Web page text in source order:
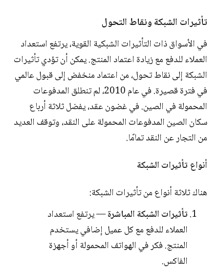
تأثيرات الشبكة ونقاط التحول
في الأسواق ذات التأثيرات الشبكية القوية، يرتفع استعداد
العملاء للدفع مع زيادة اعتماد المنتج. يمكن أن تؤدي تأثيرات
الشبكة إلى نقاط تحول، من اعتماد منخفض إلى قبول عالمي
في فترة قصيرة. في عام 2010، لم تنطلق المدفوعات
المحمولة في الصين. في غضون عقد، يفضل ثلاثة أرباع
سكان الصين المدفوعات المحمولة على النقد، وتوقف العديد
من التجار عن النقد تمامًا.
أنواع تأثيرات الشبكة
هناك ثلاثة أنواع من تأثيرات الشبكة:
تأثيرات الشبكة المباشرة— يرتفع استعداد
العملاء للدفع مع كل عميل إضافي يستخدم
المنتج. فكر في الهواتف المحمولة أو أجهزة
الفاكس.